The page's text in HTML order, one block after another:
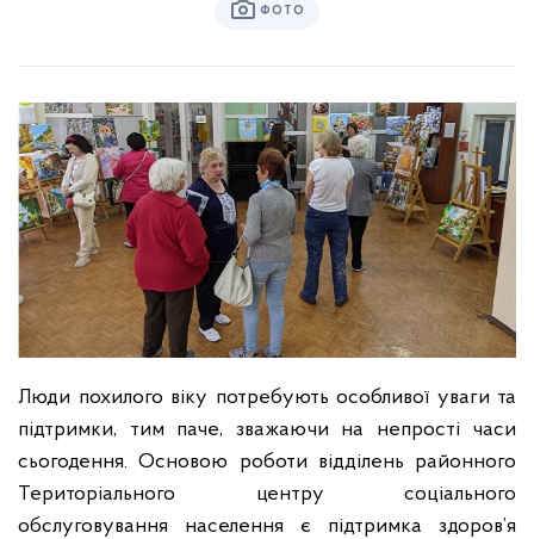
ФОТО
Люди похилого віку потребують особливої уваги та
підтримки, тим паче, зважаючи на непрості часи
сьогодення. Основою роботи відділень районного
Територіального центру соціального
обслуговування населення є підтримка здоров’я